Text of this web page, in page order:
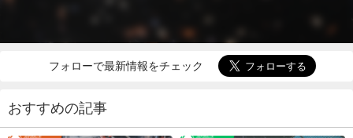
フォローで最新情報をチェック
おすすめの記事